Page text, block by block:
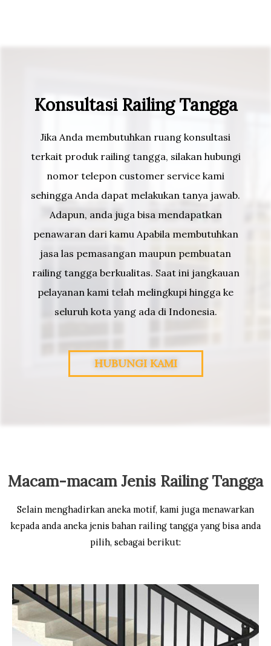
Konsultasi Railing Tangga
Jika Anda membutuhkan ruang konsultasi
terkait produk railing tangga, silakan hubungi
nomor telepon customer service kami
sehingga Anda dapat melakukan tanya jawab.
Adapun, anda juga bisa mendapatkan
penawaran dari kamu Apabila membutuhkan
jasa las pemasangan maupun pembuatan
railing tangga berkualitas. Saat ini jangkauan
pelayanan kami telah melingkupi hingga ke
seluruh kota yang ada di Indonesia.
HUBUNGI KAMI
Macam-macam Jenis Railing Tangga
Selain menghadirkan aneka motif, kami juga menawarkan
kepada anda aneka jenis bahan railing tangga yang bisa anda
pilih, sebagai berikut: